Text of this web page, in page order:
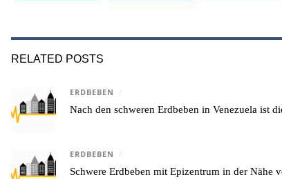
RELATED POSTS
ERDBEBEN /
Nach den schweren Erdbeben in Venezuela ist
ERDBEBEN /
Schwere Erdbeben mit Epizentrum in der Nähe